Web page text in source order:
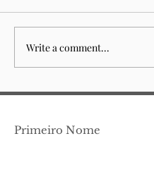
Sempre esteve
acabar
Write a comment...
Primeiro Nome